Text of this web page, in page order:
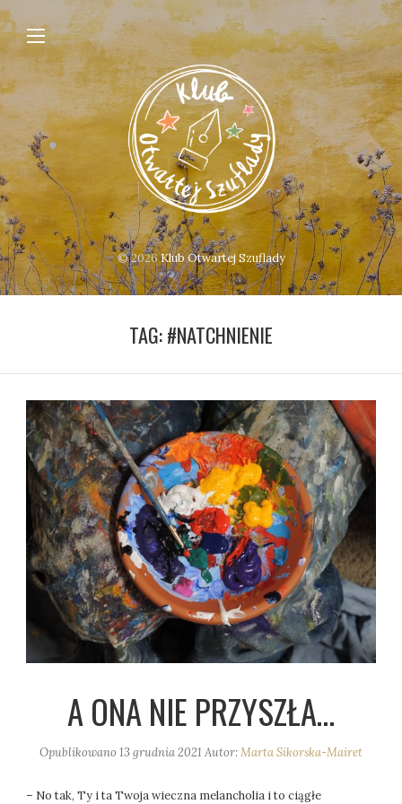
© 2026Klub Otwartej Szuflady
TAG:#NATCHNIENIE
A ONA NIE PRZYSZŁA…
Opublikowano 13 grudnia 2021 Autor:Marta Sikorska-Mairet
– No tak, Ty i ta Twoja wieczna melancholia i to ciągłe